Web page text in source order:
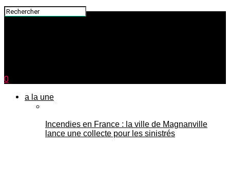
0
a la une
Incendies en France : la ville de Magnanville
lance une collecte pour les sinistrés